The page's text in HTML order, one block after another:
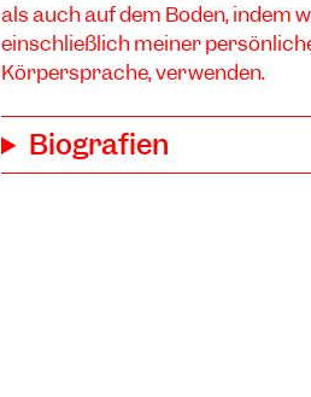
als auch auf dem Boden,
einschließlich meiner
Körpersprache, verwenden.
Biografien